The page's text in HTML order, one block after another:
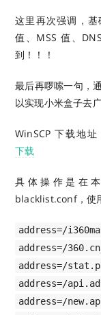
这里再次强调，
值、MSS 值、
到！！！
最后再啰嗦一句，
以实现小米盒子去广
WinSCP 下载地址
下载
具体操作是在
blacklist.conf，使
address=/
address=/
address=/
address=/
address=/